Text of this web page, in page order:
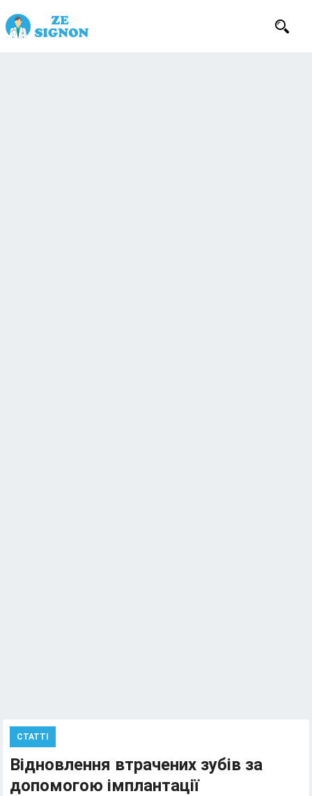
СТАТТІ
Відновлення втрачених зубів за
допомогою імплантації